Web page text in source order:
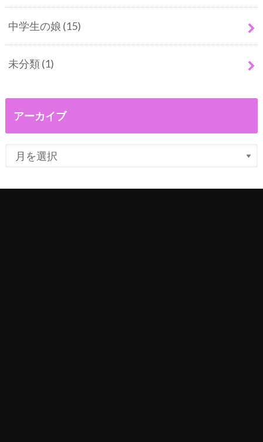
中学生の娘 (15)
未分類(1)
アーカイブ